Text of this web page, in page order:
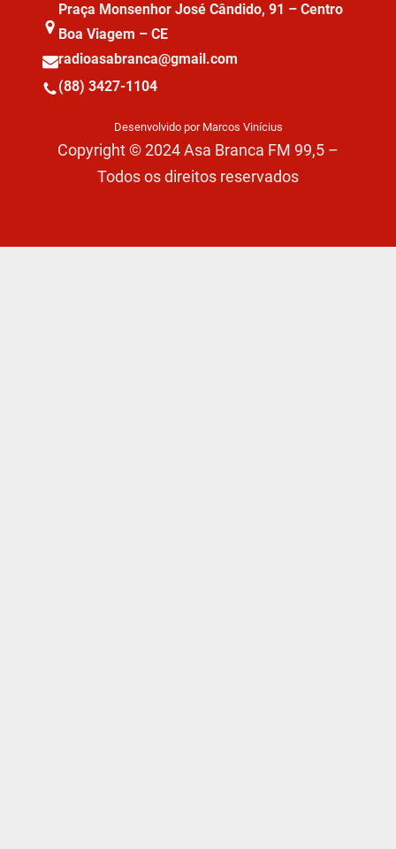
Praça Monsenhor José Cândido, 91 – Centro
Boa Viagem – CE
radioasabranca@gmail.com
(88) 3427-1104
Desenvolvido por Marcos Vinícius
Copyright © 2024 Asa Branca FM 99,5 –
Todos os direitos reservados